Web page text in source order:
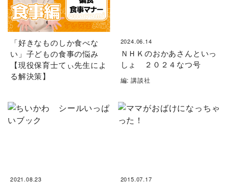
「好きなものしか食べな
い」子どもの食事の悩み
【現役保育士てぃ先生によ
る解決策】
2024.06.14
ＮＨＫのおかあさんといっ
しょ ２０２４なつ号
編: 講談社
2021.08.23 2015.07.17